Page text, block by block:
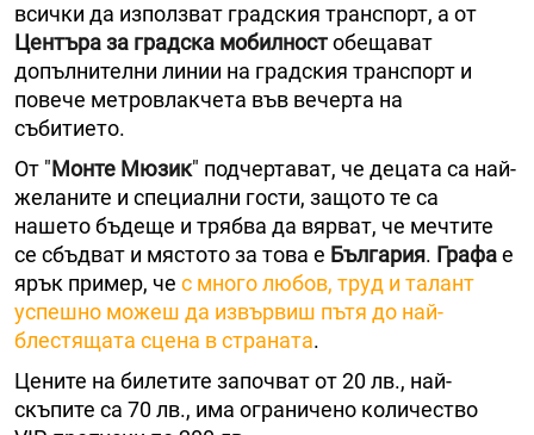
всички да използват градския транспорт, а от
Центъра за градска мобилностобещават
допълнителни линии на градския транспорт и
повече метровлакчета във вечерта на
събитието.
От "Монте Мюзик" подчертават, че децата са най-
желаните и специални гости, защото те са
нашето бъдеще и трябва да вярват, че мечтите
се сбъдват и мястото за това е България. Графае
ярък пример, че с много любов, труд и талант
успешно можеш да извървиш пътя до най-
блестящата сцена в страната.
Цените на билетите започват от 20 лв., най-
скъпите са 70 лв., има ограничено количество